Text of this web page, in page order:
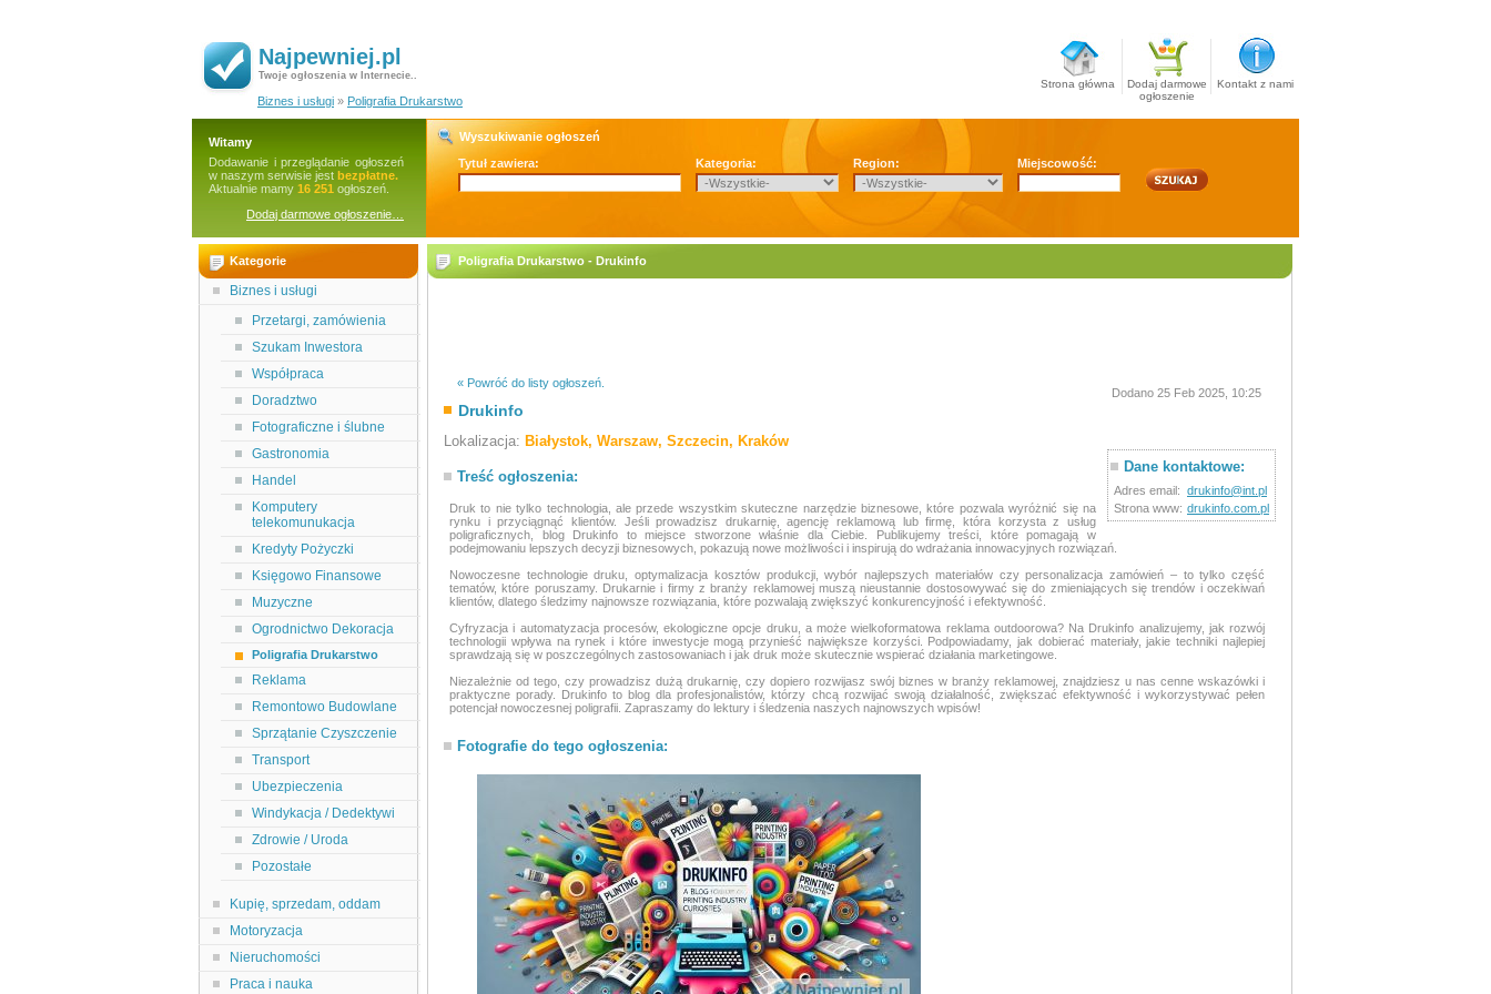
Najpewniej.pl
Twoje ogłoszenia w Internecie..
Strona główna
Dodaj darmowe
ogłoszenie
Kontakt z nami
Biznes i usługi » Poligrafia Drukarstwo
Witamy
Dodawanie i przeglądanie ogłoszeń
w naszym serwisie jest bezpłatne.
Aktualnie mamy 16 251 ogłoszeń.
Dodaj darmowe ogłoszenie…
Wyszukiwanie ogłoszeń
Tytuł zawiera:
Kategoria: Region: Miejscowość:
Kategorie
Biznes i usługi
Przetargi, zamówienia
Szukam Inwestora
Współpraca
Doradztwo
Fotograficzne i ślubne
Gastronomia
Handel
Komputery
telekomunukacja
Kredyty Pożyczki
Księgowo Finansowe
Muzyczne
Ogrodnictwo Dekoracja
Poligrafia Drukarstwo
Reklama
Remontowo Budowlane
Sprzątanie Czyszczenie
Transport
Ubezpieczenia
Windykacja / Dedektywi
Zdrowie / Uroda
Pozostałe
Kupię, sprzedam, oddam
Motoryzacja
Nieruchomości
Praca i nauka
Poligrafia Drukarstwo - Drukinfo
« Powróć do listy ogłoszeń.
Drukinfo
Dodano 25 Feb 2025, 10:25
Lokalizacja: Białystok, Warszaw, Szczecin, Kraków
Dane kontaktowe:
Adres email: drukinfo@int.pl
Strona www: drukinfo.com.pl
Treść ogłoszenia:
Druk to nie tylko technologia, ale przede wszystkim skuteczne narzędzie biznesowe, które pozwala wyróżnić się na
rynku i przyciągnąć klientów. Jeśli prowadzisz drukarnię, agencję reklamową lub firmę, która korzysta z usług
poligraficznych, blog Drukinfo to miejsce stworzone właśnie dla Ciebie. Publikujemy treści, które pomagają w
podejmowaniu lepszych decyzji biznesowych, pokazują nowe możliwości i inspirują do wdrażania innowacyjnych rozwiązań.
Nowoczesne technologie druku, optymalizacja kosztów produkcji, wybór najlepszych materiałów czy personalizacja zamówień – to tylko część
tematów, które poruszamy. Drukarnie i firmy z branży reklamowej muszą nieustannie dostosowywać się do zmieniających się trendów i oczekiwań
klientów, dlatego śledzimy najnowsze rozwiązania, które pozwalają zwiększyć konkurencyjność i efektywność.
Cyfryzacja i automatyzacja procesów, ekologiczne opcje druku, a może wielkoformatowa reklama outdoorowa? Na Drukinfo analizujemy, jak rozwój
technologii wpływa na rynek i które inwestycje mogą przynieść największe korzyści. Podpowiadamy, jak dobierać materiały, jakie techniki najlepiej
sprawdzają się w poszczególnych zastosowaniach i jak druk może skutecznie wspierać działania marketingowe.
Niezależnie od tego, czy prowadzisz dużą drukarnię, czy dopiero rozwijasz swój biznes w branży reklamowej, znajdziesz u nas cenne wskazówki i
praktyczne porady. Drukinfo to blog dla profesjonalistów, którzy chcą rozwijać swoją działalność, zwiększać efektywność i wykorzystywać pełen
potencjał nowoczesnej poligrafii. Zapraszamy do lektury i śledzenia naszych najnowszych wpisów!
Fotografie do tego ogłoszenia: